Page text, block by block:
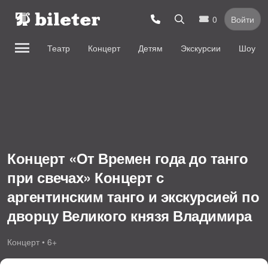
0 Войти
Театр Концерт Детям Экскурсии Шоу
Концерт «От Времен года до танго
при свечах» Концерт с
аргентинским танго и экскурсией по
дворцу Великого князя Владимира
Концерт • 6+